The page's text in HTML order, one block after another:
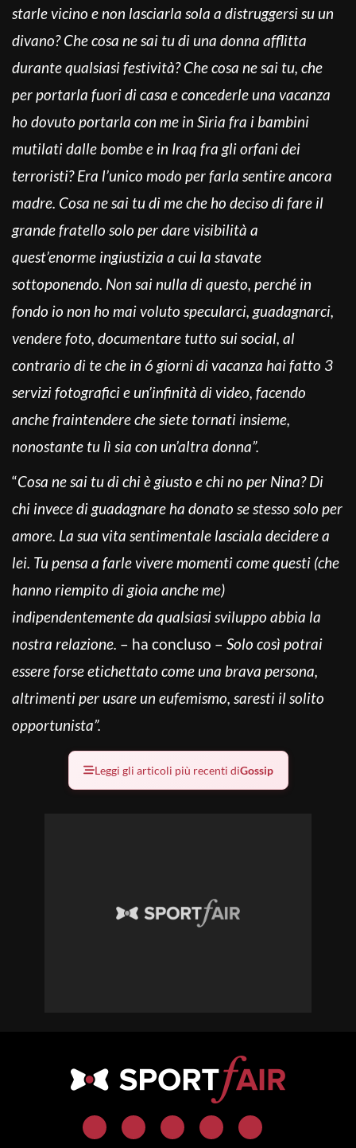
starle vicino e non lasciarla sola a distruggersi su un
divano? Che cosa ne sai tu di una donna afflitta
durante qualsiasi festività? Che cosa ne sai tu, che
per portarla fuori di casa e concederle una vacanza
ho dovuto portarla con me in Siria fra i bambini
mutilati dalle bombe e in Iraq fra gli orfani dei
terroristi? Era l’unico modo per farla sentire ancora
madre. Cosa ne sai tu di me che ho deciso di fare il
grande fratello solo per dare visibilità a
quest’enorme ingiustizia a cui la stavate
sottoponendo. Non sai nulla di questo, perché in
fondo io non ho mai voluto specularci, guadagnarci,
vendere foto, documentare tutto sui social, al
contrario di te che in 6 giorni di vacanza hai fatto 3
servizi fotografici e un’infinità di video, facendo
anche fraintendere che siete tornati insieme,
nonostante tu lì sia con un’altra donna”.
“Cosa ne sai tu di chi è giusto e chi no per Nina? Di
chi invece di guadagnare ha donato se stesso solo per
amore. La sua vita sentimentale lasciala decidere a
lei. Tu pensa a farle vivere momenti come questi (che
hanno riempito di gioia anche me)
indipendentemente da qualsiasi sviluppo abbia la
nostra relazione. – ha concluso – Solo così potrai
essere forse etichettato come una brava persona,
altrimenti per usare un eufemismo, saresti il solito
opportunista”.
Leggi gli articoli più recenti diGossip